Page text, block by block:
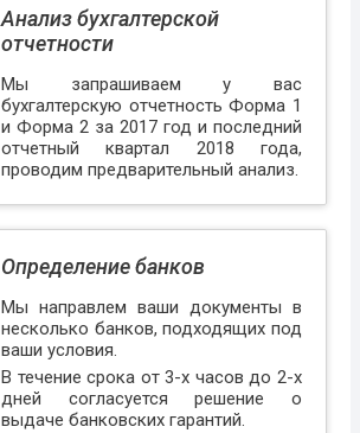
Анализ бухгалтерской
отчетности
Мы запрашиваем у вас
бухгалтерскую отчетность Форма 1
и Форма 2 за 2017 год и последний
отчетный квартал 2018 года,
проводим предварительный анализ.
Определение банков
Мы направлем ваши документы в
несколько банков, подходящих под
ваши условия.
В течение срока от 3-х часов до 2-х
дней согласуется решение о
выдаче банковских гарантий.